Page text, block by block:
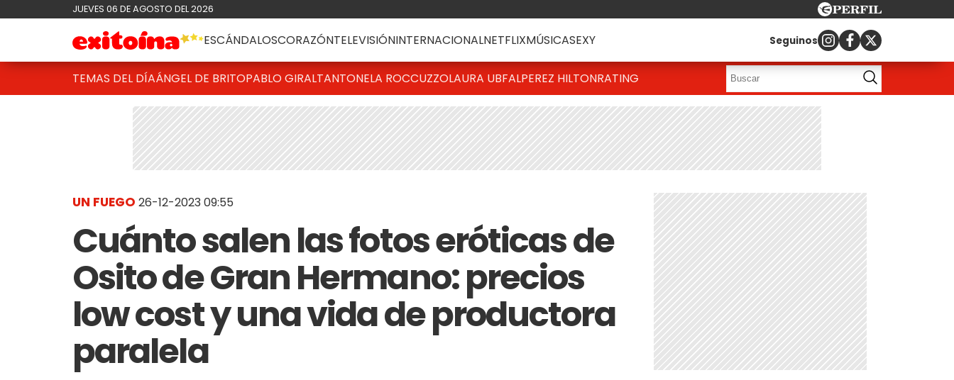
JUEVES 06 DE AGOSTO DEL 2026
ESCÁNDALOSCORAZÓNTELEVISIÓNINTERNACIONALNETFLIXMÚSICASEXY Seguinos
TEMAS DEL DÍAÁNGEL DE BRITOPABLO GIRALTANTONELA ROCCUZZOLAURA UBFALPEREZ HILTONRATING
UN FUEGO 26-12-2023 09:55
Cuánto salen las fotos eróticas de
Osito de Gran Hermano: precios
low cost y una vida de productora
paralela